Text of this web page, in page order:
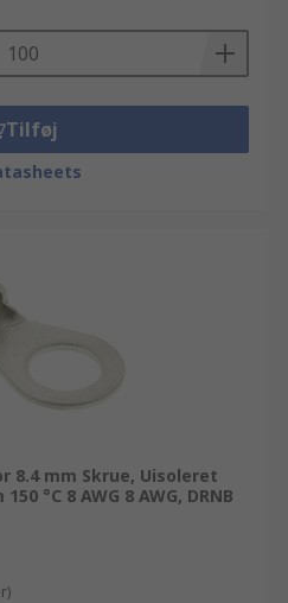
Tilføj
8.4 mm Skrue, Uisoleret
°C 8 AWG 8 AWG, DRNB